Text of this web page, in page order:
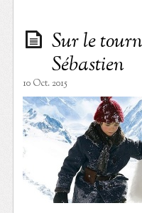
Sur le
Sébastien
10 Oct. 2015